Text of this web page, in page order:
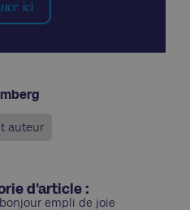
ici
auteur
d'article :
empli de joie